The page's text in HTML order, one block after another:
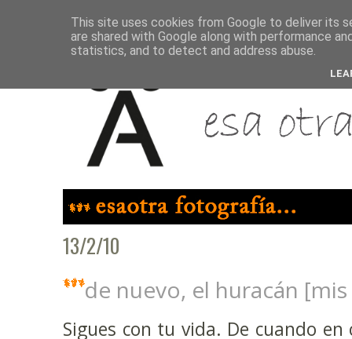
13/2/10
de nuevo, el huracán
Sigues con tu vida. De cuando
This site uses cookies from Google to deliver its
are shared with Google along with performance
statistics, and to detect and address abuse.